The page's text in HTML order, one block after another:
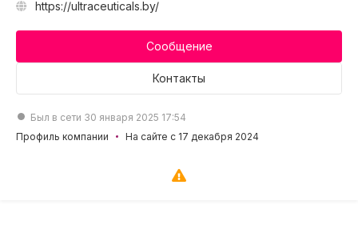
https://ultraceuticals.by/
Сообщение
Контакты
Был в сети 30 января 2025 17:54
Профиль компании
На сайте с 17 декабря 2024